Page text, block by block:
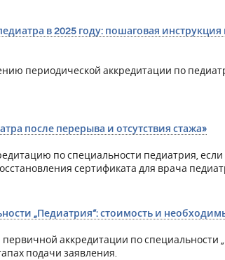
в 2025 году: пошаговая инструкция
периодической аккредитации по
после перерыва и отсутствия стажа»
по специальности педиатрия,
сертификата для врача
„Педиатрия“: стоимость и
аккредитации по специальности
подачи заявления.